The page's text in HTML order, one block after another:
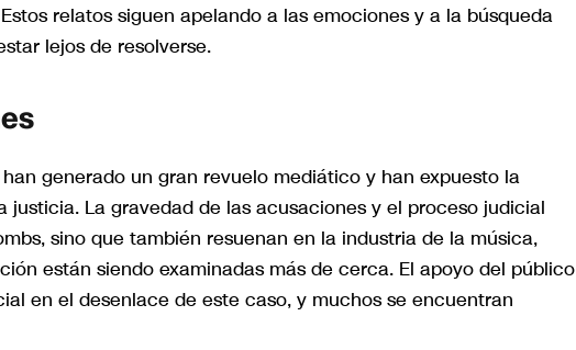
relatos siguen apelando a las emociones y a la búsqueda
lejos de resolverse.
generado un gran revuelo mediático y han expuesto la
La gravedad de las acusaciones y el proceso judicial
sino que también resuenan en la industria de la música,
están siendo examinadas más de cerca. El apoyo del público
en el desenlace de este caso, y muchos se encuentran